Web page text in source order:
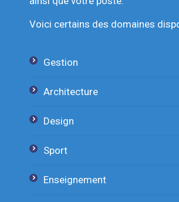
Voici certains des domaines
Gestion
Architecture
Design
Sport
Enseignement